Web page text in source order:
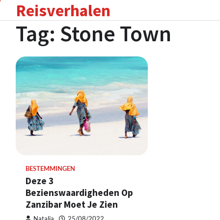
content
Reisverhalen
Tag: Stone Town
BESTEMMINGEN
Deze 3
Bezienswaardigheden Op
Zanzibar Moet Je Zien